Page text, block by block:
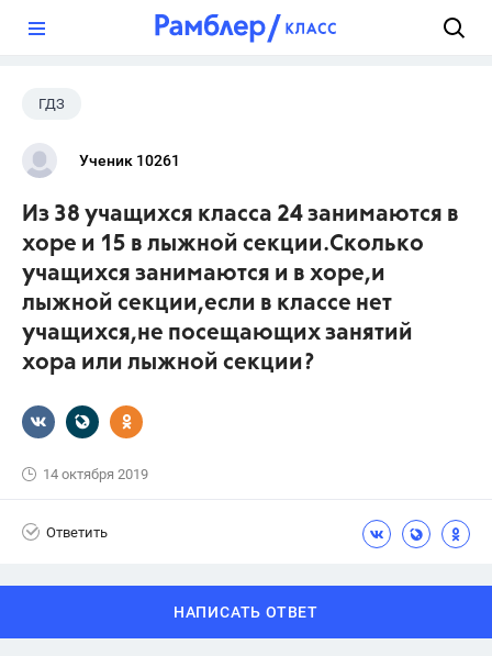
ГДЗ
Ученик 10261
Из 38 учащихся класса 24 занимаются в
хоре и 15 в лыжной секции.Сколько
учащихся занимаются и в хоре,и
лыжной секции,если в классе нет
учащихся,не посещающих занятий
хора или лыжной секции?
14 октября 2019
Ответить
НАПИСАТЬ ОТВЕТ